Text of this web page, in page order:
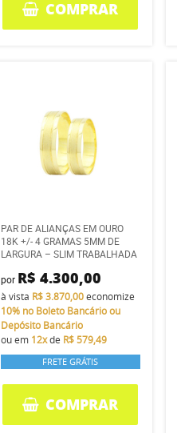
COMPRAR
PAR DE ALIANÇAS EM OURO
18K +/- 4 GRAMAS 5MM DE
LARGURA – SLIM TRABALHADA
por R$ 4.300,00
à vista R$ 3.870,00economize
10% no Boleto Bancário ou
Depósito Bancário
ou em 12xde R$ 579,49
FRETE GRÁTIS
COMPRAR